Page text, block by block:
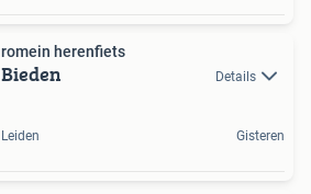
romein herenfiets
Bieden Details
Leiden Gisteren